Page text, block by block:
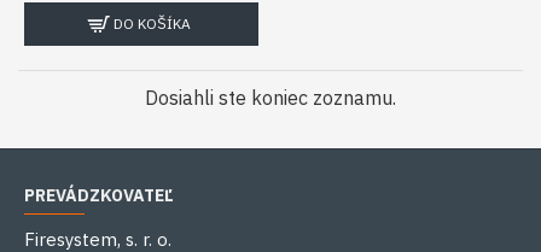
DO KOŠÍKA
Dosiahli ste koniec zoznamu.
PREVÁDZKOVATEĽ
Firesystem, s. r. o.